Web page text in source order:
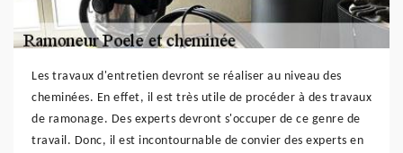
Les travaux d'entretien devront se réaliser au niveau des
cheminées. En effet, il est très utile de procéder à des travaux
de ramonage. Des experts devront s'occuper de ce genre de
travail. Donc, il est incontournable de convier des experts en